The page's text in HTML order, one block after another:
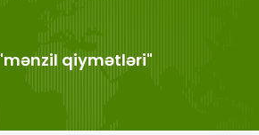
qiymətləri"